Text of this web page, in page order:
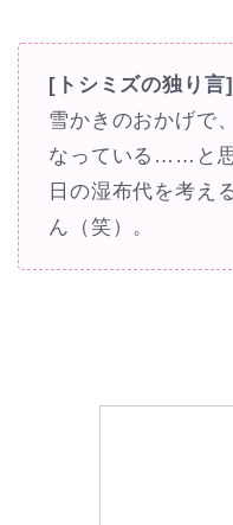
[トシミズの独り言]
雪かきのおかげで
なっている……と
日の湿布代を考え
ん（笑）。